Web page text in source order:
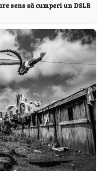
sens să cumperi un DSLR